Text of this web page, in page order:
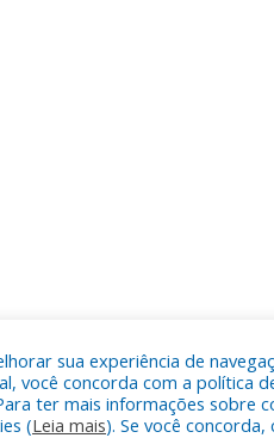
sua experiência de
você concorda com a política
ter mais informações sobre
(Leia mais). Se você concorda,